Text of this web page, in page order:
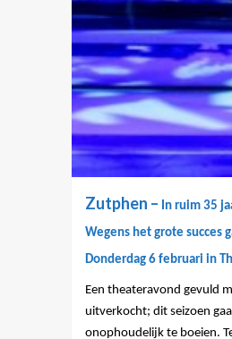
Zutphen – In ruim 35
Wegens het grote succes
Donderdag 6 februari in
Een theateravond gevuld
uitverkocht; dit seizoen
onophoudelijk te boeien.